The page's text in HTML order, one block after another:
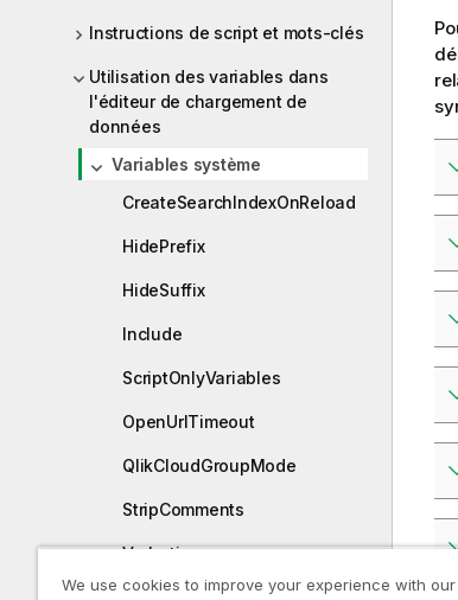
Instructions de script et mots-clés
Utilisation des variables dans
l'éditeur de chargement de
données
Variables système
CreateSearchIndexOnReload
HidePrefix
HideSuffix
Include
ScriptOnlyVariables
OpenUrlTimeout
QlikCloudGroupMode
StripComments
Verbatim
We use cookies to improve your experience with